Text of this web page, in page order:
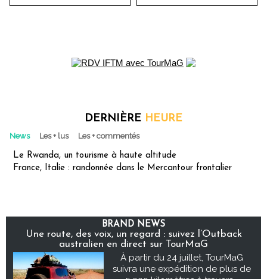
DERNIÈRE HEURE
News Les + lus Les + commentés
Le Rwanda, un tourisme à haute altitude
France, Italie : randonnée dans le Mercantour frontalier
BRAND NEWS
Une route, des voix, un regard : suivez l’Outback
australien en direct sur TourMaG
À partir du 24 juillet, TourMaG
suivra une expédition de plus de